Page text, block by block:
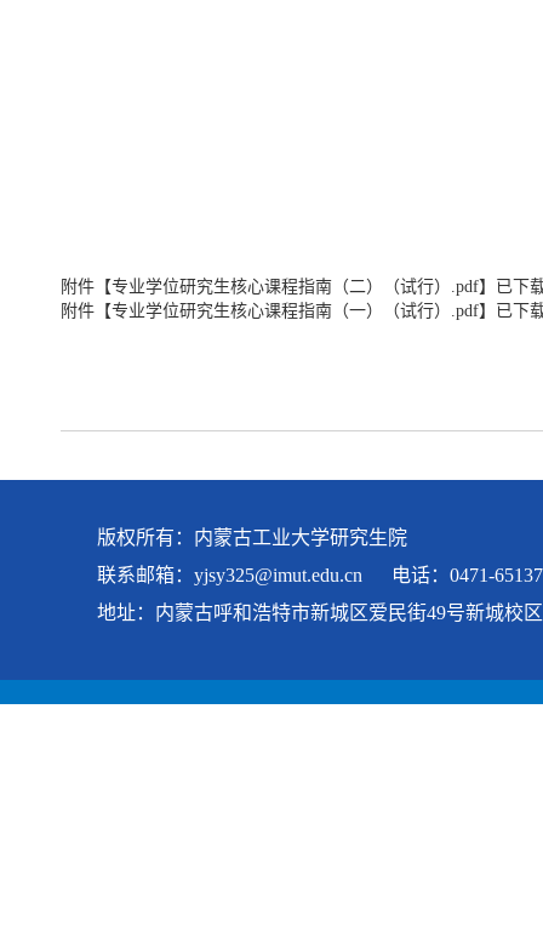
附件【专业学位研究生核心课程指南（二）（试行）.pdf】已下
附件【专业学位研究生核心课程指南（一）（试行）.pdf】已下
版权所有：内蒙古工业大学研究生院
联系邮箱： yjsy325@imut.edu.cn 电话：0471-
地址：内蒙古呼和浩特市新城区爱民街49号新城校